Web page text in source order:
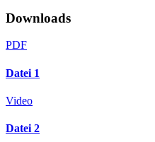
Downloads
PDF
Datei 1
Video
Datei 2